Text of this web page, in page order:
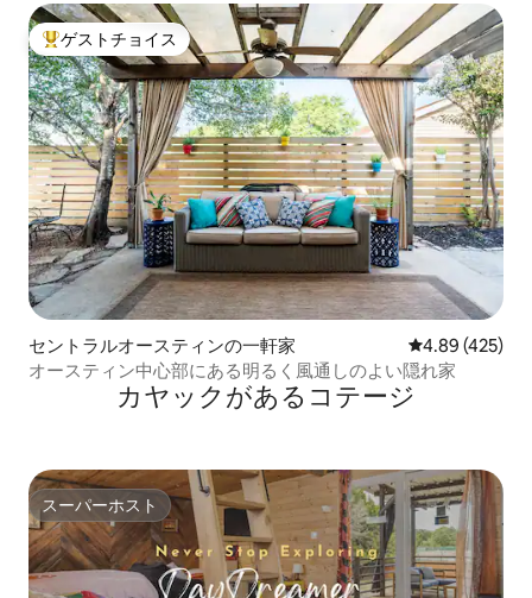
大好評のゲストチョイスです。
ゲストチョイス
セントラルオースティンの一軒家 レビュー425
4.89 (425)
オースティン中心部にある明るく風通しのよい隠れ家
カヤックがあるコテージ
スーパーホスト
スーパーホスト